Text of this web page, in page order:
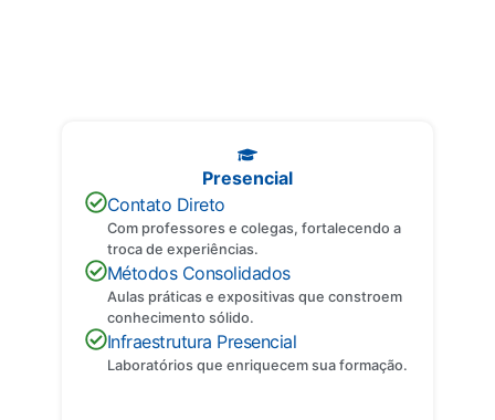
Presencial
Contato Direto
Com professores e colegas, fortalecendo a
troca de experiências.
Métodos Consolidados
Aulas práticas e expositivas que constroem
conhecimento sólido.
Infraestrutura Presencial
Laboratórios que enriquecem sua formação.